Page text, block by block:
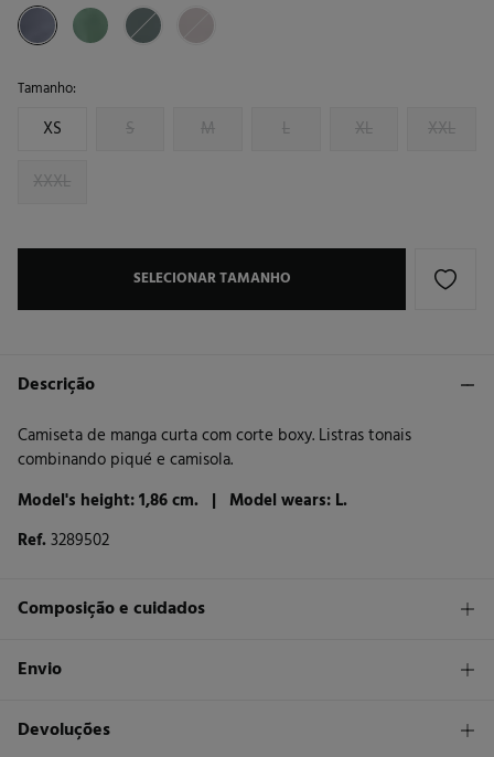
Tamanho:
XS S M L XL
XXL
XXXL
SELECIONAR TAMANHO
Descrição
Camiseta de manga curta com corte boxy. Listras tonais
combinando piqué e camisola.
Model's height: 1,86 cm. | Model wears: L.
Ref.3289502
Composição e cuidados
Composição
Cuidados
Envio
STANDARD
Devoluções